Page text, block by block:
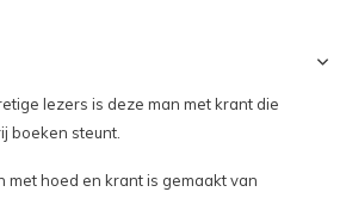
lezers is deze man met krant die
boeken steunt.
met hoed en krant is gemaakt van